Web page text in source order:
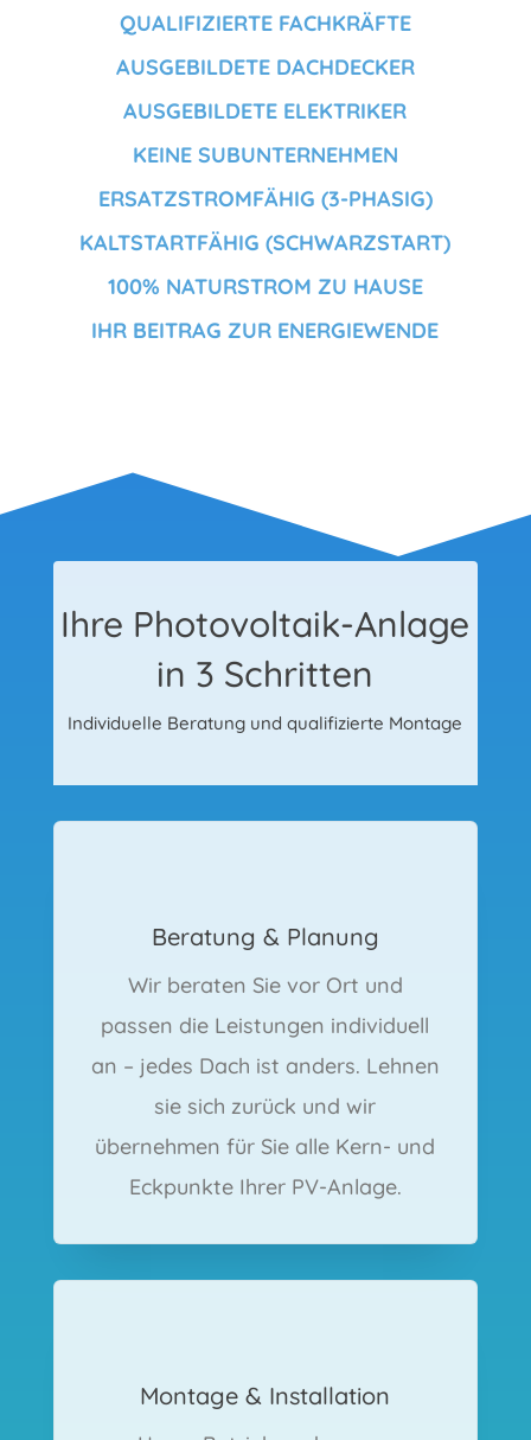
QUALIFIZIERTE FACHKRÄFTE
AUSGEBILDETE DACHDECKER
AUSGEBILDETE ELEKTRIKER
KEINE SUBUNTERNEHMEN
ERSATZSTROMFÄHIG (3-PHASIG)
KALTSTARTFÄHIG (SCHWARZSTART)
100% NATURSTROM ZU HAUSE
IHR BEITRAG ZUR ENERGIEWENDE
Ihre Photovoltaik-Anlage
in 3 Schritten
Individuelle Beratung und qualifizierte Montage
Beratung & Planung
Wir beraten Sie vor Ort und
passen die Leistungen individuell
an – jedes Dach ist anders. Lehnen
sie sich zurück und wir
übernehmen für Sie alle Kern- und
Eckpunkte Ihrer PV-Anlage.
Montage & Installation